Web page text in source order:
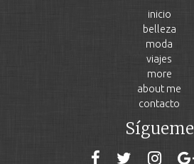
inicio
belleza
moda
viajes
more
about me
contacto
Sígueme